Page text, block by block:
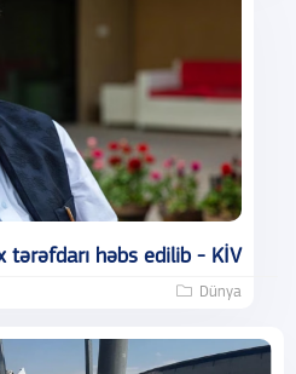
tərəfdarı həbs edilib - KİV
Dünya